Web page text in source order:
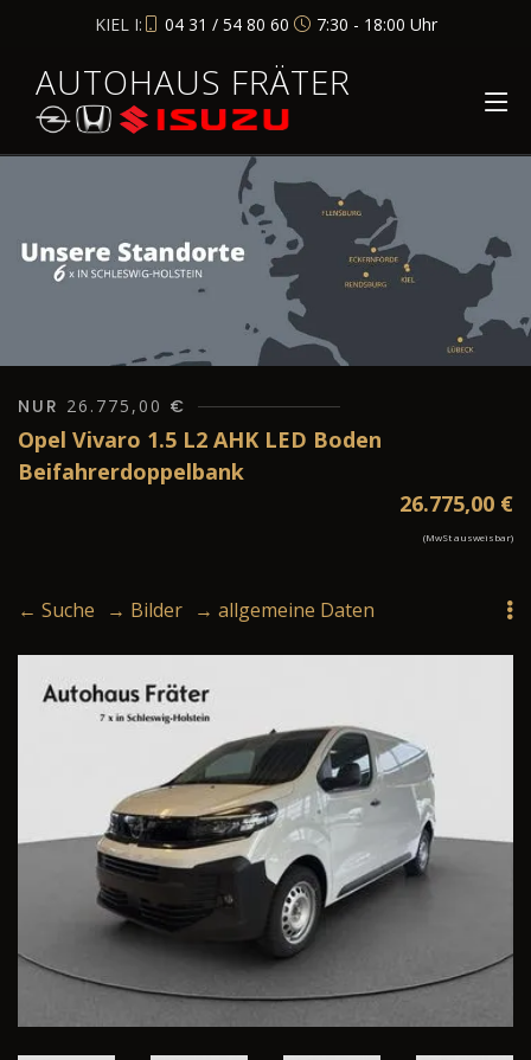
KIEL I: 04 31 / 54 80 60 7:30 - 18:00 Uhr
AUTOHAUS FRÄTER
NUR 26.775,00 €
Opel Vivaro 1.5 L2 AHK LED Boden
Beifahrerdoppelbank
26.775,00 €
(MwSt ausweisbar)
← Suche → Bilder → allgemeine Daten